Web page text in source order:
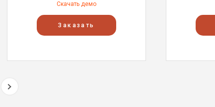
Скачать демо
Заказать